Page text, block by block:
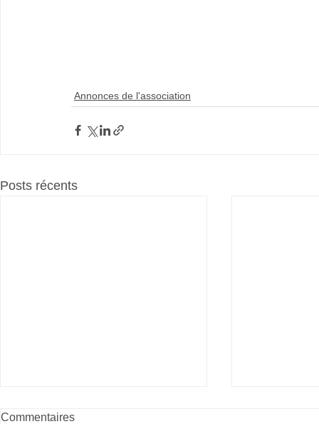
Annonces de l'association
Posts récents
Commentaires